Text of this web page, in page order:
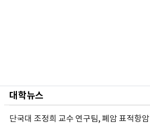
대학뉴스
단국대 조정희 교수 연구팀, 폐암 표적항암